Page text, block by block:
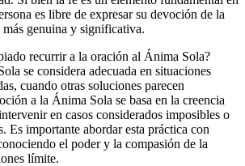
es libre de expresar su devoción de la
más genuina y significativa.
recurrir a la oración al Ánima Sola?
se considera adecuada en situaciones
cuando otras soluciones parecen
a la Ánima Sola se basa en la creencia
en casos considerados imposibles o
Es importante abordar esta práctica con
el poder y la compasión de la
límite.